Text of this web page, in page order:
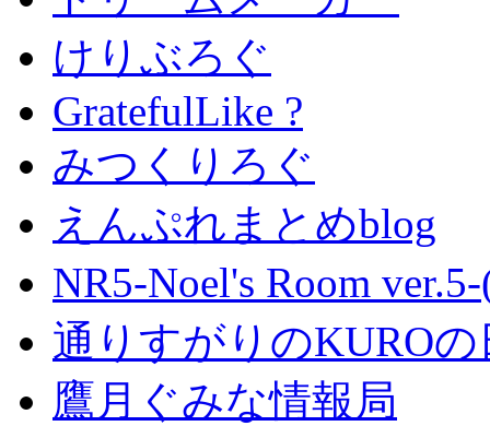
けりぶろぐ
GratefulLike ?
みつくりろぐ
えんぷれまとめblog
NR5-Noel's Room
通りすがりのKURO
鷹月ぐみな情報局